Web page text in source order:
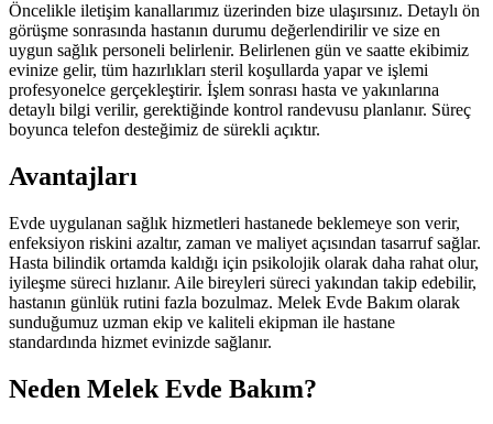
Öncelikle iletişim kanallarımız üzerinden bize ulaşırsınız. Detaylı ön
görüşme sonrasında hastanın durumu değerlendirilir ve size en
uygun sağlık personeli belirlenir. Belirlenen gün ve saatte ekibimiz
evinize gelir, tüm hazırlıkları steril koşullarda yapar ve işlemi
profesyonelce gerçekleştirir. İşlem sonrası hasta ve yakınlarına
detaylı bilgi verilir, gerektiğinde kontrol randevusu planlanır. Süreç
boyunca telefon desteğimiz de sürekli açıktır.
Avantajları
Evde uygulanan sağlık hizmetleri hastanede beklemeye son verir,
enfeksiyon riskini azaltır, zaman ve maliyet açısından tasarruf sağlar.
Hasta bilindik ortamda kaldığı için psikolojik olarak daha rahat olur,
iyileşme süreci hızlanır. Aile bireyleri süreci yakından takip edebilir,
hastanın günlük rutini fazla bozulmaz. Melek Evde Bakım olarak
sunduğumuz uzman ekip ve kaliteli ekipman ile hastane
standardında hizmet evinizde sağlanır.
Neden Melek Evde Bakım?